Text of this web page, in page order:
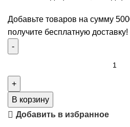
Добавьте товаров на сумму
получите бесплатную доставку!
Присыпка
детская
с
В корзину
Добавить в избранное